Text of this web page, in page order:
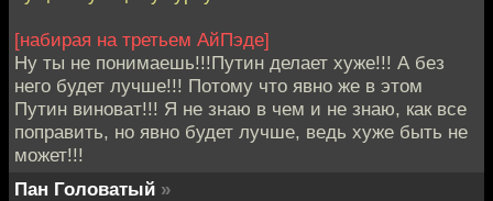
[набирая на третьем АйПэде]
Ну ты не понимаешь!!!Путин делает хуже!!! А без
него будет лучше!!! Потому что явно же в этом
Путин виноват!!! Я не знаю в чем и не знаю, как все
поправить, но явно будет лучше, ведь хуже быть не
может!!!
Пан Головатый »